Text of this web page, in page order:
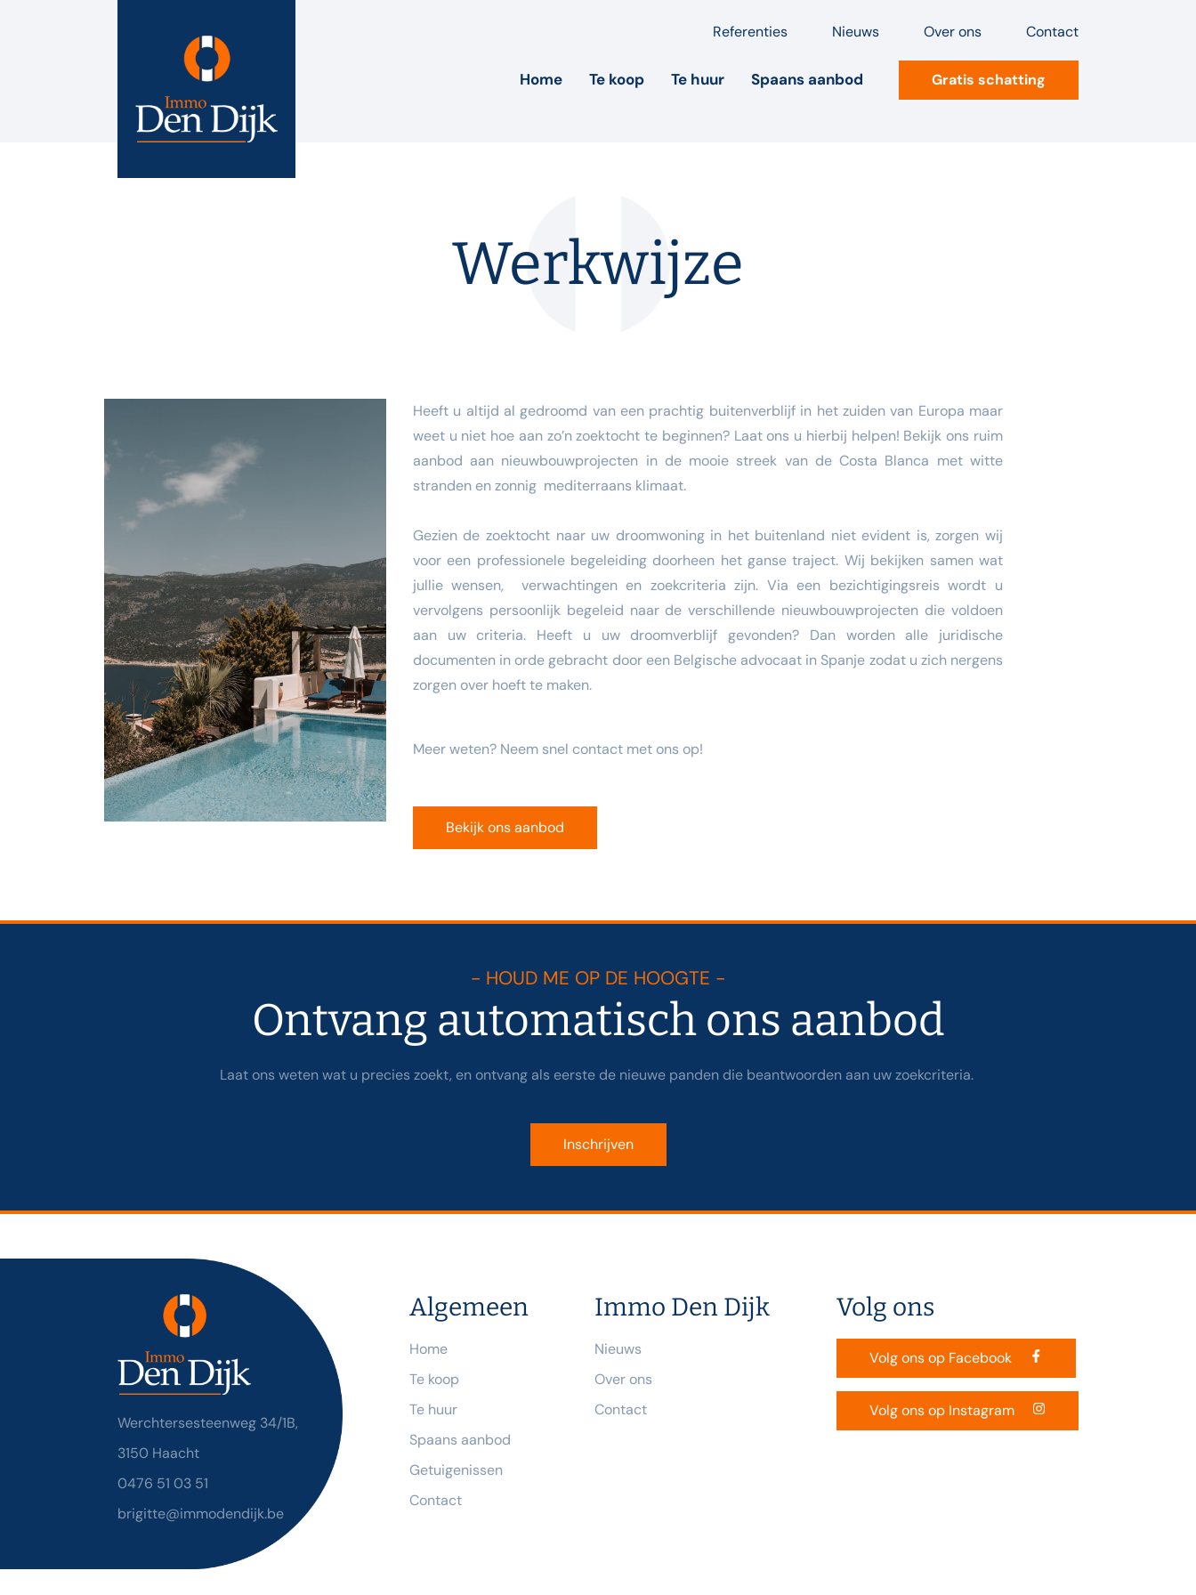
Referenties Nieuws Over ons Contact
Home Te koop Te huur Spaans aanbod Gratis schatting
Werkwijze
Heeft u altijd al gedroomd van een prachtig buitenverblijf in het zuiden van Europa maar
weet u niet hoe aan zo’n zoektocht te beginnen? Laat ons u hierbij helpen! Bekijk ons ruim
aanbod aan nieuwbouwprojecten in de mooie streek van de Costa Blanca met witte
stranden en zonnig mediterraans klimaat.
Gezien de zoektocht naar uw droomwoning in het buitenland niet evident is, zorgen wij
voor een professionele begeleiding doorheen het ganse traject. Wij bekijken samen wat
jullie wensen, verwachtingen en zoekcriteria zijn. Via een bezichtigingsreis wordt u
vervolgens persoonlijk begeleid naar de verschillende nieuwbouwprojecten die voldoen
aan uw criteria. Heeft u uw droomverblijf gevonden? Dan worden alle juridische
documenten in orde gebracht door een Belgische advocaat in Spanje zodat u zich nergens
zorgen over hoeft te maken.
Meer weten? Neem snel contact met ons op!
Bekijk ons aanbod
- HOUD ME OP DE HOOGTE -
Ontvang automatisch ons aanbod
Laat ons weten wat u precies zoekt, en ontvang als eerste de nieuwe panden die beantwoorden aan uw zoekcriteria.
Inschrijven
Werchtersesteenweg 34/1B,
3150 Haacht
0476 51 03 51
brigitte@immodendijk.be
Immo Den Dijk
Nieuws
Over ons
Contact
Volg ons
Volg ons op Facebook
Volg ons op Instagram
Algemeen
Home
Te koop
Te huur
Spaans aanbod
Getuigenissen
Contact